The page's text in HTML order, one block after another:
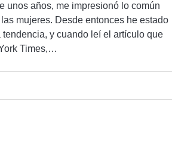
unos años, me impresionó lo común
mujeres. Desde entonces he estado
y cuando leí el artículo que
Times,…